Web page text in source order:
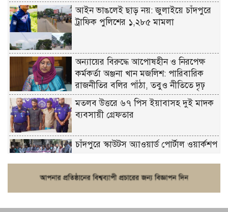
আইন ভাঙলেই ছাড় নয়: জুলাইয়ে চাঁদপুরে
ট্রাফিক পুলিশের ১,২৮৫ মামলা
অন্যায়ের বিরুদ্ধে আপোষহীন ও নিরপেক্ষ
কর্মকর্তা অঞ্জনা খান মজলিশ: পারিবারিক
রাজনীতির বলির পাঁঠা, তবুও নীতিতে দৃঢ়
মতলব উত্তরে ৬৭ পিস ইয়াবাসহ দুই মাদক
ব্যবসায়ী গ্রেফতার
চাঁদপুরে স্কাউটস অ্যাওয়ার্ড পোর্টাল ওয়ার্কশপ